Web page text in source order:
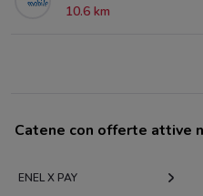
10.6 km
Catene con offerte attive
ENEL X PAY